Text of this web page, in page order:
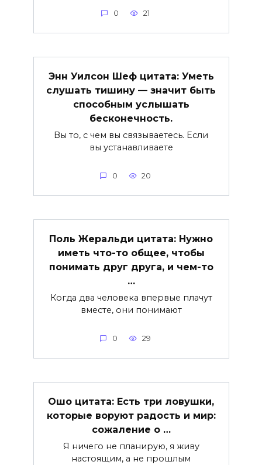
0 21
Энн Уилсон Шеф цитата: Уметь
слушать тишину — значит быть
способным услышать
бесконечность.
Вы то, с чем вы связываетесь. Если
вы устанавливаете
0 20
Поль Жеральди цитата: Нужно
иметь что-то общее, чтобы
понимать друг друга, и чем-то
…
Когда два человека впервые плачут
вместе, они понимают
0 29
Ошо цитата: Есть три ловушки,
которые воруют радость и мир:
сожаление о …
Я ничего не планирую, я живу
настоящим, а не прошлым